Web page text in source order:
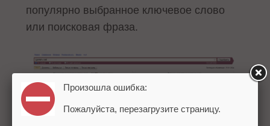
популярно выбранное ключевое слово
или поисковая фраза.
Произошла ошибка:
Пожалуйста, перезагрузите страницу.